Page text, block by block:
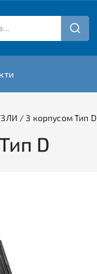
/ З корпусом Тип D
D